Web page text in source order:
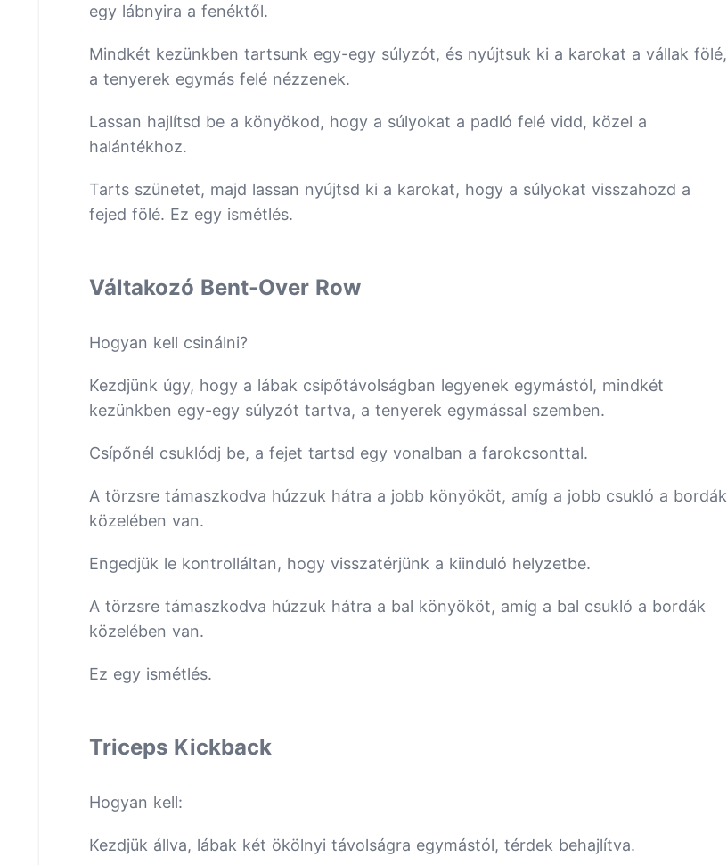
egy lábnyira a fenéktől.
Mindkét kezünkben tartsunk egy-egy súlyzót, és nyújtsuk ki a karokat a vállak fölé,
a tenyerek egymás felé nézzenek.
Lassan hajlítsd be a könyökod, hogy a súlyokat a padló felé vidd, közel a
halántékhoz.
Tarts szünetet, majd lassan nyújtsd ki a karokat, hogy a súlyokat visszahozd a
fejed fölé. Ez egy ismétlés.
Váltakozó Bent-Over Row
Hogyan kell csinálni?
Kezdjünk úgy, hogy a lábak csípőtávolságban legyenek egymástól, mindkét
kezünkben egy-egy súlyzót tartva, a tenyerek egymással szemben.
Csípőnél csuklódj be, a fejet tartsd egy vonalban a farokcsonttal.
A törzsre támaszkodva húzzuk hátra a jobb könyököt, amíg a jobb csukló a bordák
közelében van.
Engedjük le kontrolláltan, hogy visszatérjünk a kiinduló helyzetbe.
A törzsre támaszkodva húzzuk hátra a bal könyököt, amíg a bal csukló a bordák
közelében van.
Ez egy ismétlés.
Triceps Kickback
Hogyan kell:
Kezdjük állva, lábak két ökölnyi távolságra egymástól, térdek behajlítva.